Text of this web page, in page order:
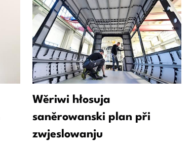
Wěriwi hłosuja
saněrowanski plan při
zwjeslowanju